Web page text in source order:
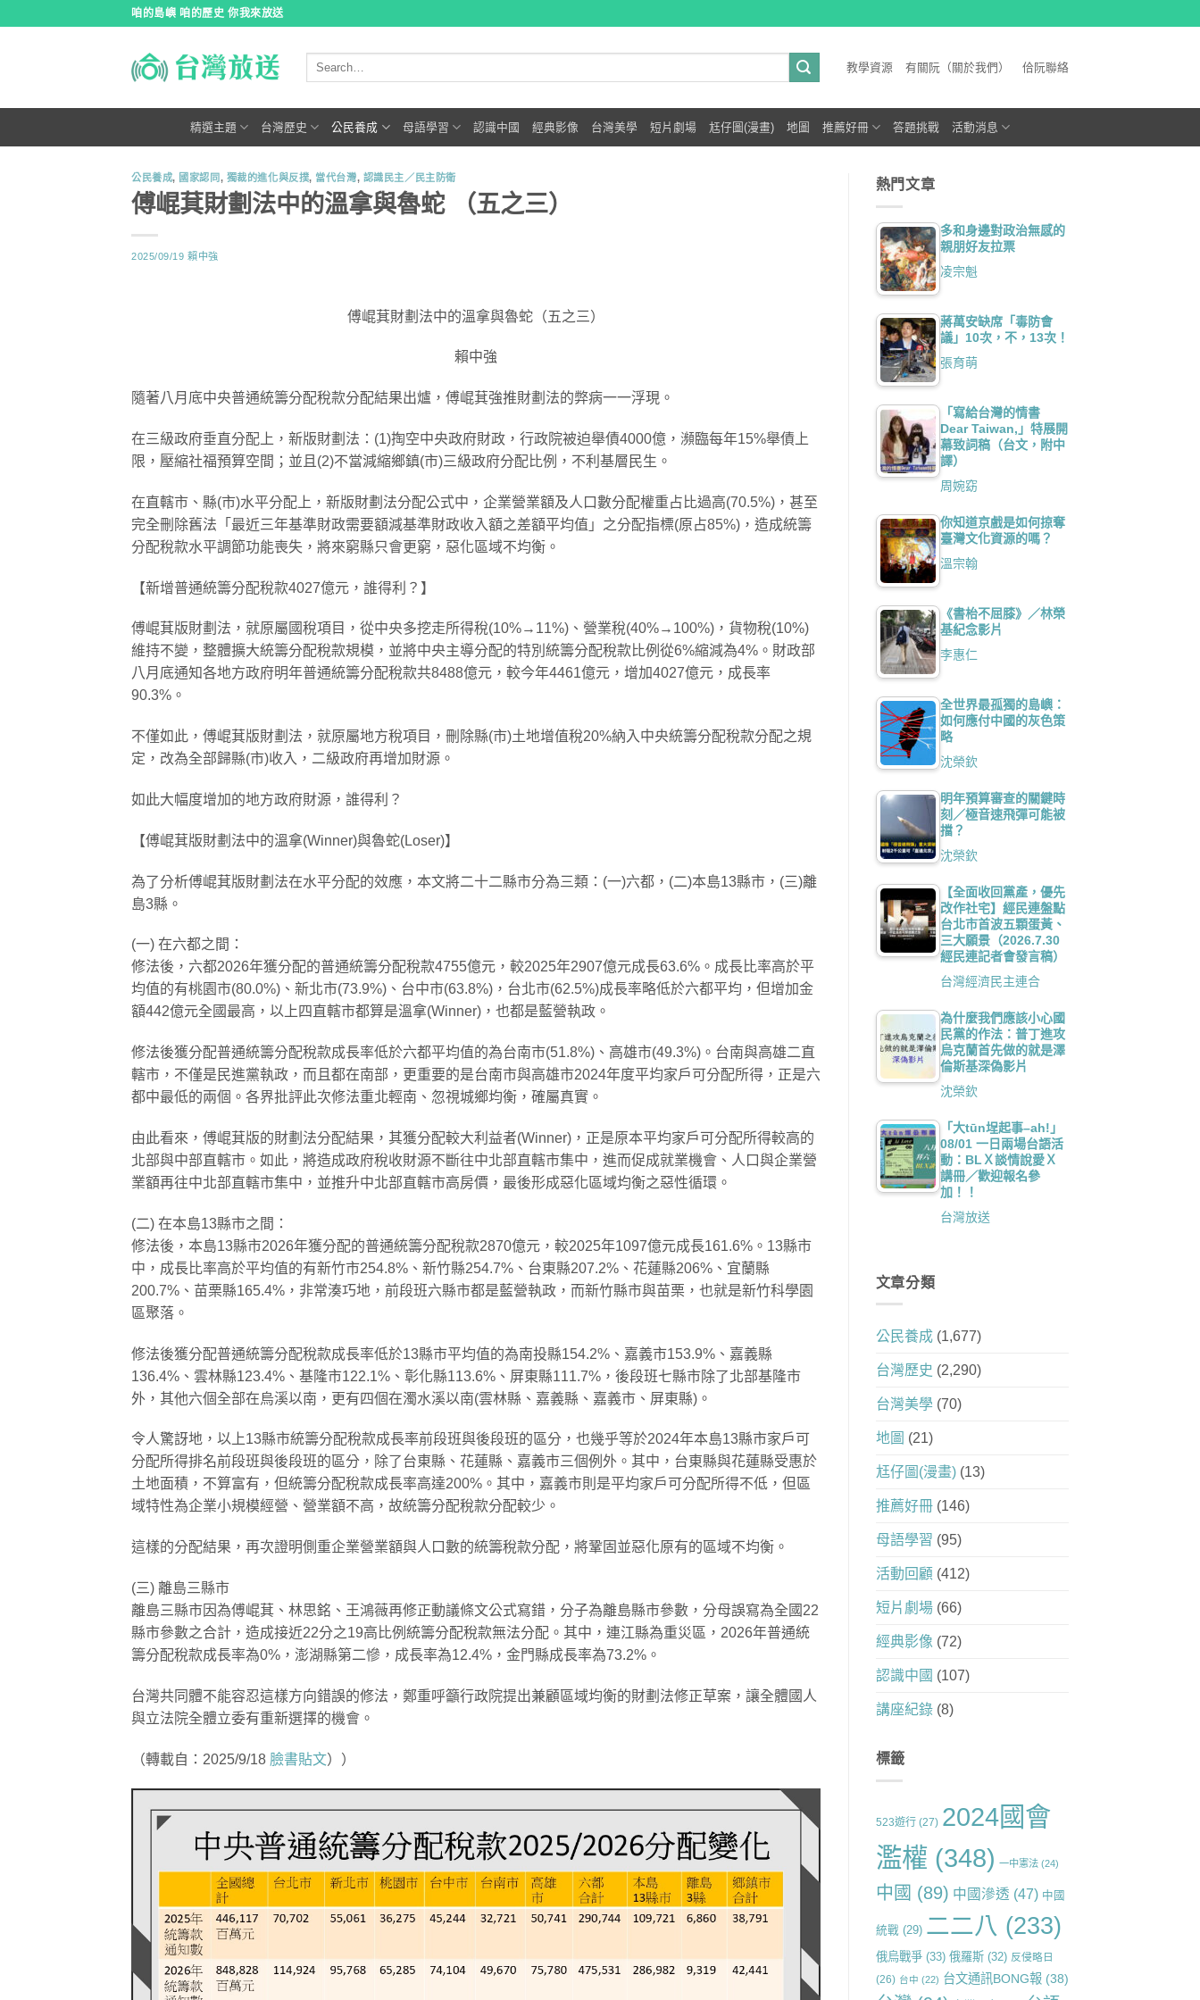
咱的島嶼 咱的歷史 你我來放送
教學資源 有關阮（關於我們） 佮阮聯絡
精選主題 台灣歷史 公民養成 母語學習 認識中國 經典影像 台灣美學 短片劇場 尪仔圖(漫畫) 地圖 推薦好冊 答題挑戰 活動消息
公民養成, 國家認同, 獨裁的進化與反撲, 當代台灣, 認識民主／民主防衛
傅崐萁財劃法中的溫拿與魯蛇 （五之三）
2025/09/19 賴中強
傅崐萁財劃法中的溫拿與魯蛇（五之三）
賴中強
隨著八月底中央普通統籌分配稅款分配結果出爐，傅崐萁強推財劃法的弊病一一浮現。
在三級政府垂直分配上，新版財劃法：(1)掏空中央政府財政，行政院被迫舉債4000億，瀕臨每年15%舉債上
限，壓縮社福預算空間；並且(2)不當減縮鄉鎮(市)三級政府分配比例，不利基層民生。
在直轄市、縣(市)水平分配上，新版財劃法分配公式中，企業營業額及人口數分配權重占比過高(70.5%)，甚至
完全刪除舊法「最近三年基準財政需要額減基準財政收入額之差額平均值」之分配指標(原占85%)，造成統籌
分配稅款水平調節功能喪失，將來窮縣只會更窮，惡化區域不均衡。
【新增普通統籌分配稅款4027億元，誰得利？】
傅崐萁版財劃法，就原屬國稅項目，從中央多挖走所得稅(10%→11%)、營業稅(40%→100%)，貨物稅(10%)
維持不變，整體擴大統籌分配稅款規模，並將中央主導分配的特別統籌分配稅款比例從6%縮減為4%。財政部
八月底通知各地方政府明年普通統籌分配稅款共8488億元，較今年4461億元，增加4027億元，成長率
90.3%。
不僅如此，傅崐萁版財劃法，就原屬地方稅項目，刪除縣(市)土地增值稅20%納入中央統籌分配稅款分配之規
定，改為全部歸縣(市)收入，二級政府再增加財源。
如此大幅度增加的地方政府財源，誰得利？
【傅崐萁版財劃法中的溫拿(Winner)與魯蛇(Loser)】
為了分析傅崐萁版財劃法在水平分配的效應，本文將二十二縣市分為三類：(一)六都，(二)本島13縣市，(三)離
島3縣。
(一) 在六都之間：
修法後，六都2026年獲分配的普通統籌分配稅款4755億元，較2025年2907億元成長63.6%。成長比率高於平
均值的有桃園市(80.0%)、新北市(73.9%)、台中市(63.8%)，台北市(62.5%)成長率略低於六都平均，但增加金
額442億元全國最高，以上四直轄市都算是溫拿(Winner)，也都是藍營執政。
修法後獲分配普通統籌分配稅款成長率低於六都平均值的為台南市(51.8%)、高雄市(49.3%)。台南與高雄二直
轄市，不僅是民進黨執政，而且都在南部，更重要的是台南市與高雄市2024年度平均家戶可分配所得，正是六
都中最低的兩個。各界批評此次修法重北輕南、忽視城鄉均衡，確屬真實。
由此看來，傅崐萁版的財劃法分配結果，其獲分配較大利益者(Winner)，正是原本平均家戶可分配所得較高的
北部與中部直轄市。如此，將造成政府稅收財源不斷往中北部直轄市集中，進而促成就業機會、人口與企業營
業額再往中北部直轄市集中，並推升中北部直轄市高房價，最後形成惡化區域均衡之惡性循環。
(二) 在本島13縣市之間：
修法後，本島13縣市2026年獲分配的普通統籌分配稅款2870億元，較2025年1097億元成長161.6%。13縣市
中，成長比率高於平均值的有新竹市254.8%、新竹縣254.7%、台東縣207.2%、花蓮縣206%、宜蘭縣
200.7%、苗栗縣165.4%，非常湊巧地，前段班六縣市都是藍營執政，而新竹縣市與苗栗，也就是新竹科學園
區聚落。
修法後獲分配普通統籌分配稅款成長率低於13縣市平均值的為南投縣154.2%、嘉義市153.9%、嘉義縣
136.4%、雲林縣123.4%、基隆市122.1%、彰化縣113.6%、屏東縣111.7%，後段班七縣市除了北部基隆市
外，其他六個全部在烏溪以南，更有四個在濁水溪以南(雲林縣、嘉義縣、嘉義市、屏東縣)。
令人驚訝地，以上13縣市統籌分配稅款成長率前段班與後段班的區分，也幾乎等於2024年本島13縣市家戶可
分配所得排名前段班與後段班的區分，除了台東縣、花蓮縣、嘉義市三個例外。其中，台東縣與花蓮縣受惠於
土地面積，不算富有，但統籌分配稅款成長率高達200%。其中，嘉義市則是平均家戶可分配所得不低，但區
域特性為企業小規模經營、營業額不高，故統籌分配稅款分配較少。
這樣的分配結果，再次證明側重企業營業額與人口數的統籌稅款分配，將鞏固並惡化原有的區域不均衡。
(三) 離島三縣市
離島三縣市因為傅崐萁、林思銘、王鴻薇再修正動議條文公式寫錯，分子為離島縣市參數，分母誤寫為全國22
縣市參數之合計，造成接近22分之19高比例統籌分配稅款無法分配。其中，連江縣為重災區，2026年普通統
籌分配稅款成長率為0%，澎湖縣第二慘，成長率為12.4%，金門縣成長率為73.2%。
台灣共同體不能容忍這樣方向錯誤的修法，鄭重呼籲行政院提出兼顧區域均衡的財劃法修正草案，讓全體國人
與立法院全體立委有重新選擇的機會。
（轉載自：2025/9/18 臉書貼文））
熱門文章
多和身邊對政治無感的
親朋好友拉票
凌宗魁
蔣萬安缺席「毒防會
議」10次，不，13次！
張育萌
「寫給台灣的情書
Dear Taiwan,」特展開
幕致詞稿（台文，附中
譯）
周婉窈
你知道京戲是如何掠奪
臺灣文化資源的嗎？
溫宗翰
《書枱不屈膝》／林榮
基紀念影片
李惠仁
全世界最孤獨的島嶼：
如何應付中國的灰色策
略
沈榮欽
明年預算審查的關鍵時
刻／極音速飛彈可能被
擋？
沈榮欽
【全面收回黨產，優先
改作社宅】經民連盤點
台北市首波五顆蛋黃、
三大願景（2026.7.30
經民連記者會發言稿）
台灣經濟民主連合
為什麼我們應該小心國
民黨的作法：普丁進攻
烏克蘭首先做的就是澤
倫斯基深偽影片
沈榮欽
「大tūn埕起事–ah!」
08/01 一日兩場台語活
動：BLＸ談情說愛Ｘ
講冊／歡迎報名參
加！！
台灣放送
文章分類
公民養成(1,677)
台灣歷史 (2,290)
台灣美學(70)
地圖 (21)
尪仔圖(漫畫)(13)
推薦好冊(146)
母語學習 (95)
活動回顧 (412)
短片劇場(66)
經典影像 (72)
認識中國 (107)
講座紀錄(8)
標籤
523遊行(27) 2024國會
濫權 (348) 一中憲法(24)
中國 (89) 中國滲透 (47) 中國
統戰 (29) 二二八 (233)
俄烏戰爭(33) 俄羅斯(32) 反侵略日
(26) 台中 (22) 台文通訊BONG報(38)